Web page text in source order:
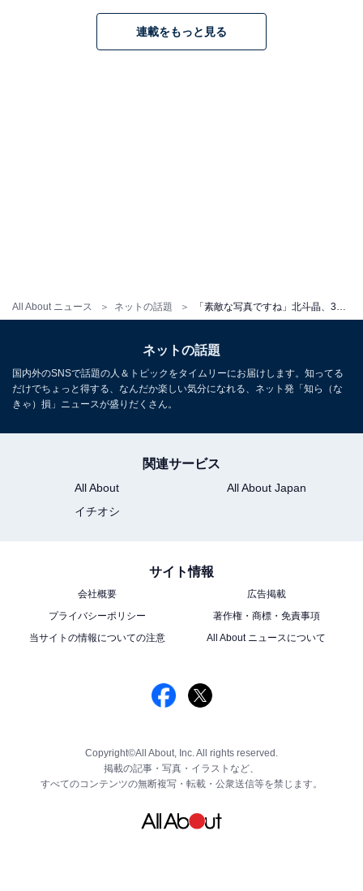
All About ニュース ネットの話題
連載をもっと見る
ネットの話題
国内外のSNSで話題の人＆トピックをタイムリーにお届けします。知ってる
だけでちょっと得する、なんだか楽しい気分になれる、ネット発「知ら（な
きゃ）損」ニュースが盛りだくさん。
関連サービス
All About
All About Japan
イチオシ
サイト情報
会社概要
広告掲載
プライバシーポリシー
著作権・商標・免責事項
当サイトの情報についての注意
All About ニュースについて
Copyright©All About, Inc. All rights reserved.
掲載の記事・写真・イラストなど、
すべてのコンテンツの無断複写・転載・公衆送信等を禁じます。